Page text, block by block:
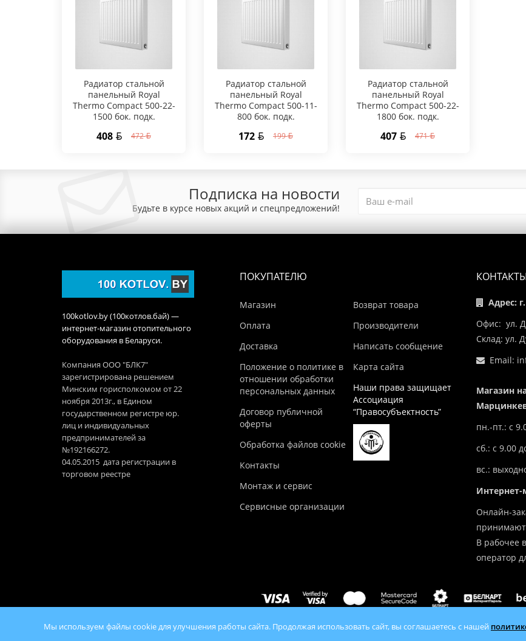
Радиатор стальной
панельный Royal
Thermo Compact 500-22-
1500 бок. подк.
408 472
Радиатор стальной
панельный Royal
Thermo Compact 500-11-
800 бок. подк.
172 199
Радиатор стальной
панельный Royal
Thermo Compact 500-22-
1800 бок. подк.
407 471
Подписка на новости
Будьте в курсе новых акций и спецпредложений!
100kotlov.by (100котлов.бай) —
интернет-магазин отопительного
оборудования в Беларуси.
Компания ООО "БЛК7"
зарегистрирована решением
Минским горисполкомом от 22
ноября 2013г., в Едином
государственном регистре юр.
лиц и индивидуальных
предпринимателей за
№192166272.
04.05.2015 дата регистрации в
торговом реестре
ПОКУПАТЕЛЮ
Магазин
Оплата
Доставка
Положение о политике в
отношении обработки
персональных данных
Договор публичной
оферты
Обработка файлов cookie
Контакты
Монтаж и сервис
Сервисные организации
Возврат товара
Производители
Написать сообщение
Карта сайта
Наши права защищает
Ассоциация
“Правосубъектность”
КОНТАКТЫ
Адрес:
Офис: ул.
Склад: ул.
Email:
Магазин
пн.-пт.: с
сб.: с 9.00
вс.:
Интернет-
Онлайн-
В рабочее
оператор
© 2026 100Kotlov.by — продажа отопительного оборудования с
Мы используем файлы cookie для улучшения работы сайта. Продолжая использовать сайт, вы соглашаетесь с нашей